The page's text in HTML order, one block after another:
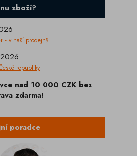
zboží?
- v naší prodejně
republiky
nad 10 000 CZK bez
zdarma!
poradce